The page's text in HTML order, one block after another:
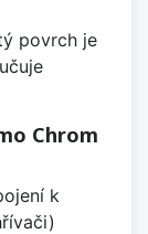
povrch je
Chrom
k